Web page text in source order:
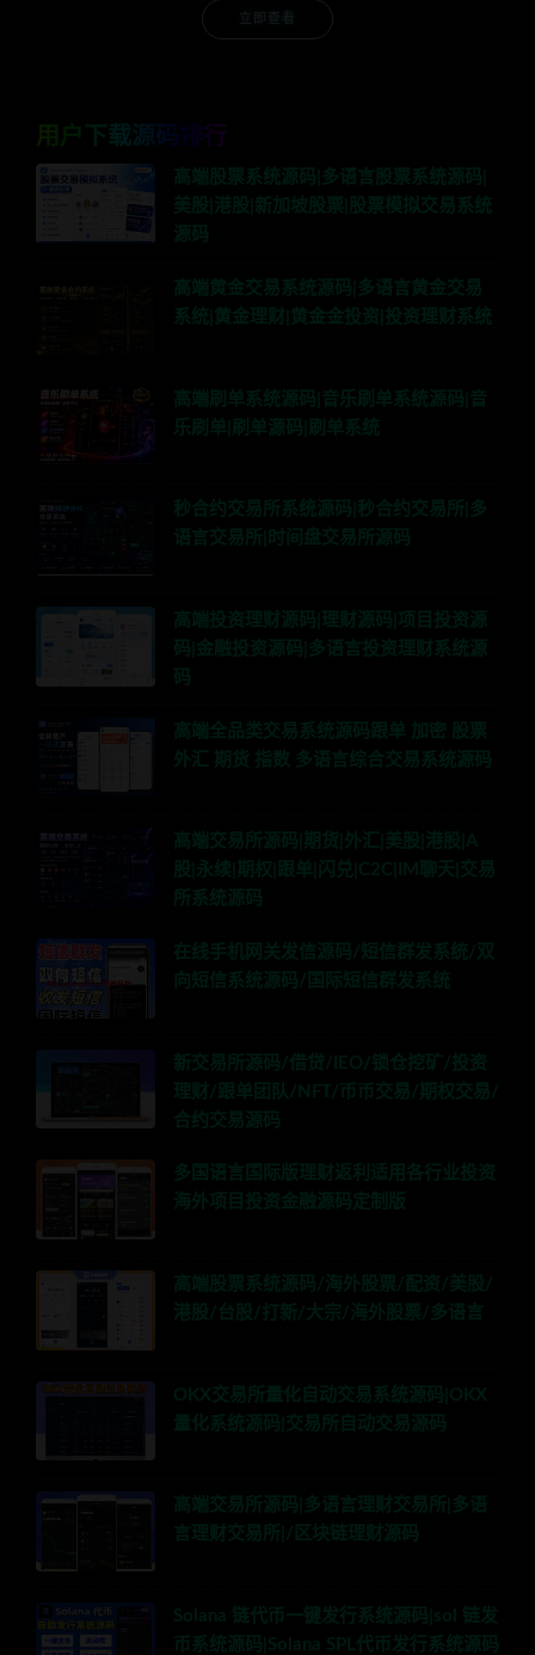
用户下载源码排行
高端股票系统源码|多语言股票系统源码|
美股|港股|新加坡股票|股票模拟交易系统
源码
高端黄金交易系统源码|多语言黄金交易
系统|黄金理财|黄金金投资|投资理财系统
高端刷单系统源码|音乐刷单系统源码|音
乐刷单|刷单源码|刷单系统
秒合约交易所系统源码|秒合约交易所|多
语言交易所|时间盘交易所源码
高端投资理财源码|理财源码|项目投资源
码|金融投资源码|多语言投资理财系统源
码
高端全品类交易系统源码跟单 加密 股票
外汇 期货 指数 多语言综合交易系统源码
高端交易所源码|期货|外汇|美股|港股|A
股|永续|期权|跟单|闪兑|C2C|IM聊天|交易
所系统源码
在线手机网关发信源码/短信群发系统/双
向短信系统源码/国际短信群发系统
新交易所源码/借贷/IEO/锁仓挖矿/投资
理财/跟单团队/NFT/币币交易/期权交易/
合约交易源码
多国语言国际版理财返利适用各行业投资
海外项目投资金融源码定制版
高端股票系统源码/海外股票/配资/美股/
港股/台股/打新/大宗/海外股票/多语言
OKX交易所量化自动交易系统源码|OKX
量化系统源码|交易所自动交易源码
高端交易所源码|多语言理财交易所|多语
言理财交易所|/区块链理财源码
Solana 链代币一键发行系统源码|sol 链发
币系统源码|Solana SPL代币发行系统源码